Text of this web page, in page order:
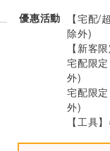
優惠活動
【宅配/
除外)
【新客
宅配限
外)
宅配限
外)
【工具